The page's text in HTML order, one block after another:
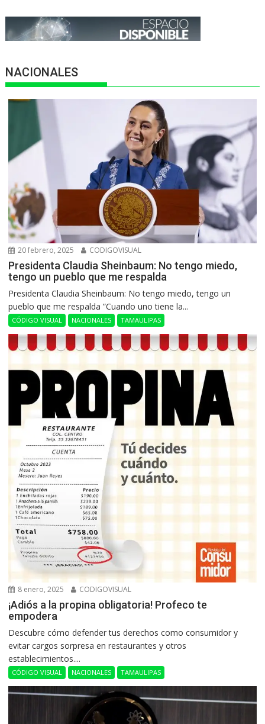
NACIONALES
20 febrero, 2025 CODIGOVISUAL
Presidenta Claudia Sheinbaum: No tengo miedo,
tengo un pueblo que me respalda
Presidenta Claudia Sheinbaum: No tengo miedo, tengo un
pueblo que me respalda ”Cuando uno tiene la...
CÓDIGO VISUAL NACIONALES TAMAULIPAS
8 enero, 2025 CODIGOVISUAL
¡Adiós a la propina obligatoria! Profeco te
empodera
Descubre cómo defender tus derechos como consumidor y
evitar cargos sorpresa en restaurantes y otros
establecimientos....
CÓDIGO VISUAL NACIONALES TAMAULIPAS